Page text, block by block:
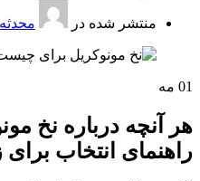
منتشر شده در
01 مه
هر آنچه درباره نخ
راهنمای انتخاب